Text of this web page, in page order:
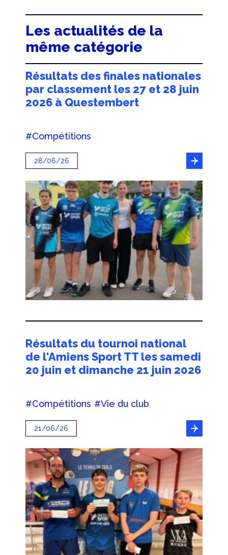
Les actualités de la
même catégorie
Résultats des finales nationales
par classement les 27 et 28 juin
2026 à Questembert
#Compétitions
28/06/26
Résultats du tournoi national
de l'Amiens Sport TT les samedi
20 juin et dimanche 21 juin 2026
#Compétitions #Vie du club
21/06/26